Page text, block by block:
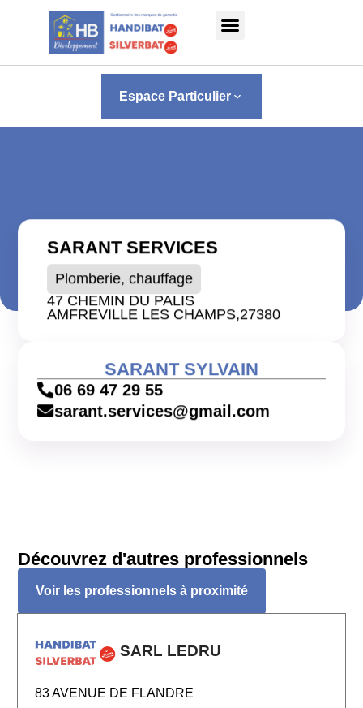
Panneau de gestion des cookies
Espace Particulier keyboard_arrow_down
SARANT SERVICES
Plomberie, chauffage
47 CHEMIN DU PALIS
AMFREVILLE LES CHAMPS,27380
SARANT SYLVAIN
06 69 47 29 55
sarant.services@gmail.com
Découvrez d'autres professionnels
Voir les professionnels à proximité
SARL LEDRU
83 AVENUE DE FLANDRE